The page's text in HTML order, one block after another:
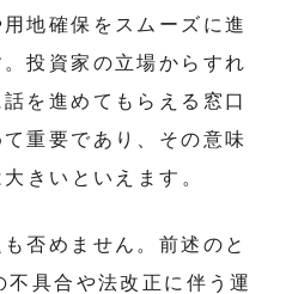
地確保をスムーズに進
投資家の立場からすれ
を進めてもらえる窓口
重要であり、その意味
きいといえます。
否めません。前述のと
具合や法改正に伴う運